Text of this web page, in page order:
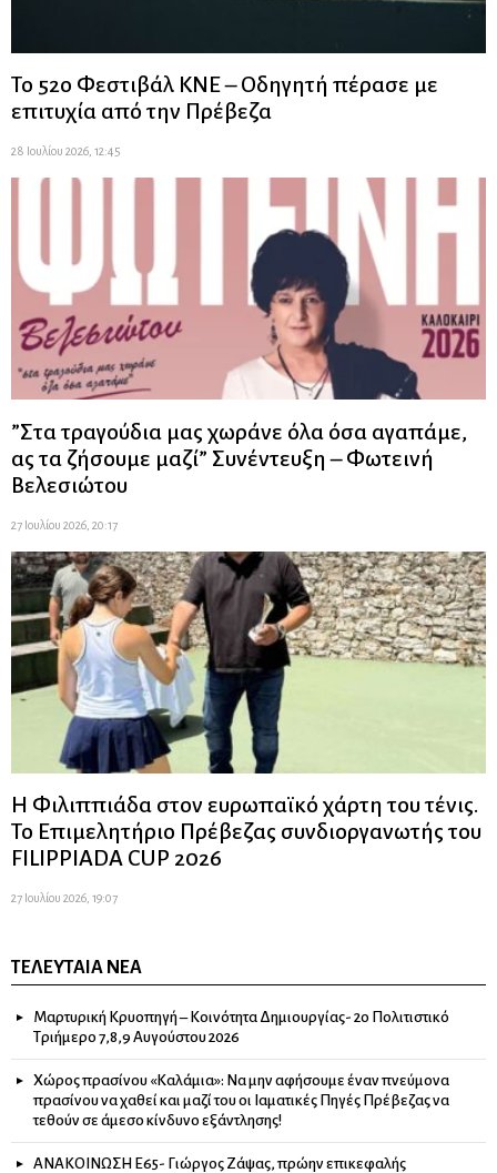
Το 52ο Φεστιβάλ ΚΝΕ – Οδηγητή πέρασε με
επιτυχία από την Πρέβεζα
28 Ιουλίου 2026, 12:45
”Στα τραγούδια μας χωράνε όλα όσα αγαπάμε,
ας τα ζήσουμε μαζί” Συνέντευξη – Φωτεινή
Βελεσιώτου
27 Ιουλίου 2026, 20:17
Η Φιλιππιάδα στον ευρωπαϊκό χάρτη του τένις.
Το Επιμελητήριο Πρέβεζας συνδιοργανωτής του
FILIPPIADA CUP 2026
27 Ιουλίου 2026, 19:07
ΤΕΛΕΥΤΑΊΑ ΝΈΑ
Μαρτυρική Κρυοπηγή – Κοινότητα Δημιουργίας- 2ο Πολιτιστικό
Τριήμερο 7,8,9 Αυγούστου 2026
Χώρος πρασίνου «Καλάμια»: Να μην αφήσουμε έναν πνεύμονα
πρασίνου να χαθεί και μαζί του οι Ιαματικές Πηγές Πρέβεζας να
τεθούν σε άμεσο κίνδυνο εξάντλησης!
ΑΝΑΚΟΙΝΩΣΗ Ε65- Γιώργος Ζάψας, πρώην επικεφαλής